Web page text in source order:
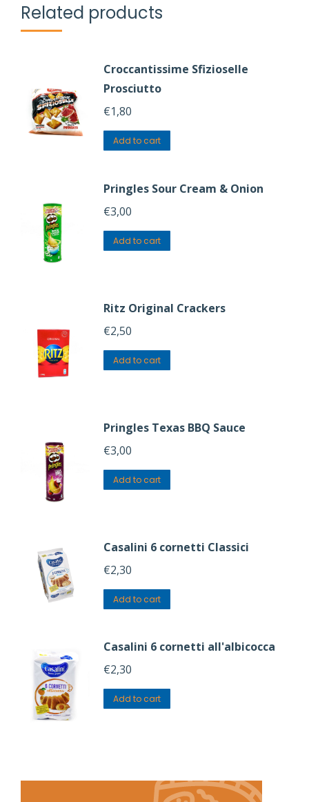
Related products
Croccantissime Sfizioselle
Prosciutto
€1,80
Add to cart
Pringles Sour Cream & Onion
€3,00
Add to cart
Ritz Original Crackers
€2,50
Add to cart
Pringles Texas BBQ Sauce
€3,00
Add to cart
Casalini 6 cornetti Classici
€2,30
Add to cart
Casalini 6 cornetti all'albicocca
€2,30
Add to cart